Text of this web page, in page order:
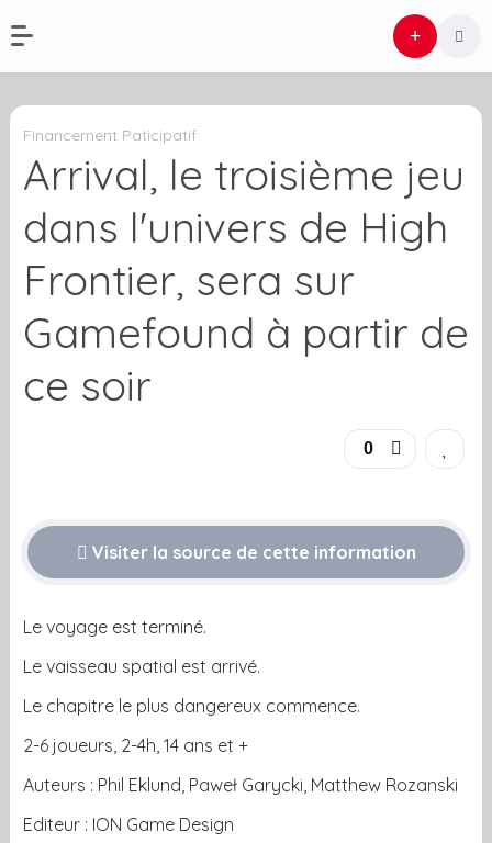
Financement Paticipatif
Arrival, le troisième jeu
dans l'univers de High
Frontier, sera sur
Gamefound à partir de
ce soir
0
Visiter la source de cette information
Le voyage est terminé.
Le vaisseau spatial est arrivé.
Le chapitre le plus dangereux commence.
2-6 joueurs, 2-4h, 14 ans et +
Auteurs : Phil Eklund, Paweł Garycki, Matthew Rozanski
Editeur : ION Game Design